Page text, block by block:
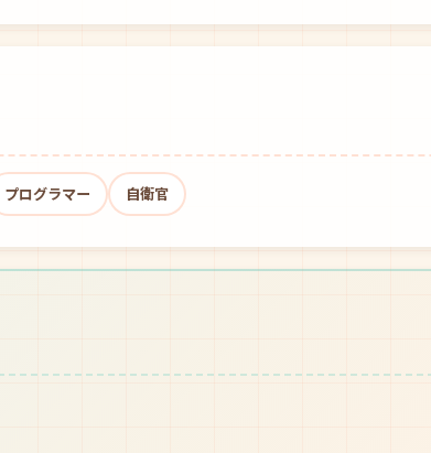
プログラマー 自衛官